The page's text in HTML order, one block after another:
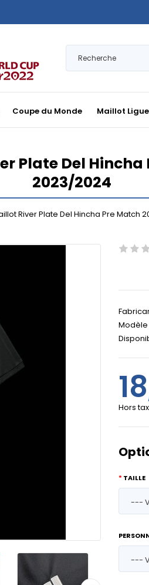
Coupe du Monde Maillot Ligue
Plate Del Hincha
2023/2024
River Plate Del Hincha Pre Match
Modèle
Hors
TAILLE